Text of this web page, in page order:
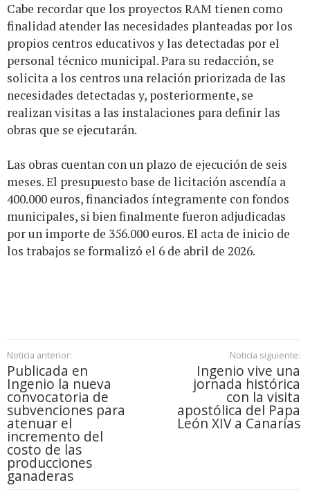
Cabe recordar que los proyectos RAM tienen como
finalidad atender las necesidades planteadas por los
propios centros educativos y las detectadas por el
personal técnico municipal. Para su redacción, se
solicita a los centros una relación priorizada de las
necesidades detectadas y, posteriormente, se
realizan visitas a las instalaciones para definir las
obras que se ejecutarán.
Las obras cuentan con un plazo de ejecución de seis
meses. El presupuesto base de licitación ascendía a
400.000 euros, financiados íntegramente con fondos
municipales, si bien finalmente fueron adjudicadas
por un importe de 356.000 euros. El acta de inicio de
los trabajos se formalizó el 6 de abril de 2026.
Noticia anterior:
Publicada en
Ingenio la nueva
convocatoria de
subvenciones para
atenuar el
incremento del
costo de las
producciones
ganaderas
Noticia siguiente:
Ingenio vive una
jornada histórica
con la visita
apostólica del Papa
León XIV a Canarias